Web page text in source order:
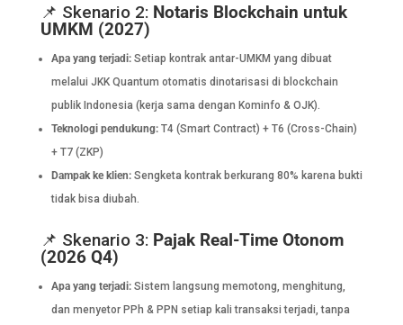
📌 Skenario 2: Notaris Blockchain untuk
UMKM (2027)
Apa yang terjadi:Setiap kontrak antar-UMKM yang dibuat
melalui JKK Quantum otomatis dinotarisasi di blockchain
publik Indonesia (kerja sama dengan Kominfo & OJK).
Teknologi pendukung:T4 (Smart Contract) + T6 (Cross-Chain)
+ T7 (ZKP)
Dampak ke klien:Sengketa kontrak berkurang 80% karena bukti
tidak bisa diubah.
📌 Skenario 3: Pajak Real-Time Otonom
(2026 Q4)
Apa yang terjadi:Sistem langsung memotong, menghitung,
dan menyetor PPh & PPN setiap kali transaksi terjadi, tanpa